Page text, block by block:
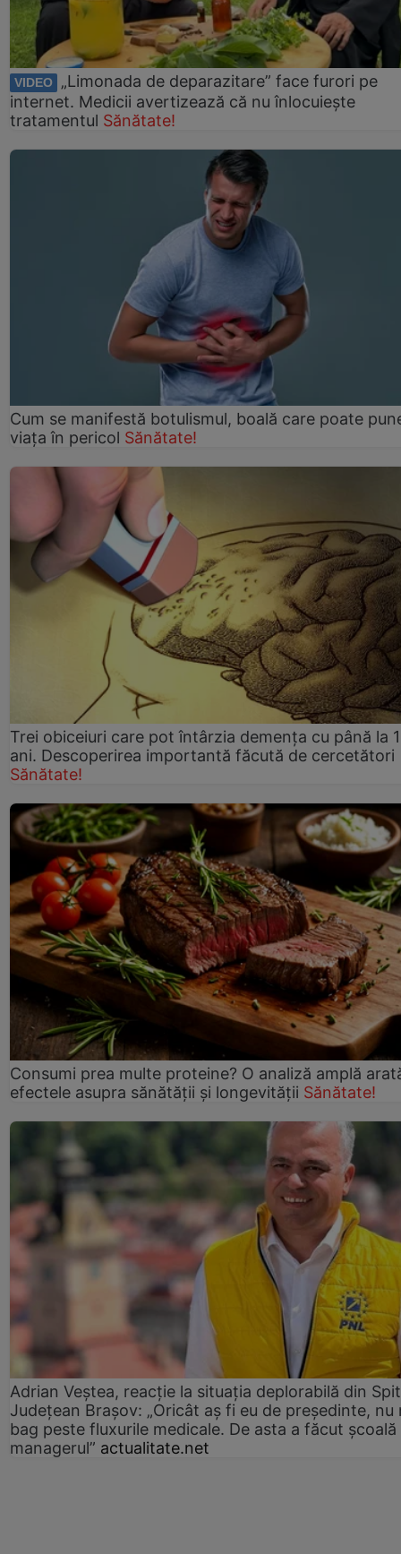
VIDEO
„Limonada de deparazitare” face furori pe
internet. Medicii avertizează că nu înlocuiește
tratamentul Sănătate!
Cum se manifestă botulismul, boală care poate
viaţa în pericol Sănătate!
Trei obiceiuri care pot întârzia demența cu până la
ani. Descoperirea importantă făcută de cercetători
Sănătate!
Consumi prea multe proteine? O analiză amplă
efectele asupra sănătății și longevității Sănătate!
Adrian Veștea, reacție la situația deplorabilă din
Județean Brașov: „Oricât aș fi eu de președinte, nu
bag peste fluxurile medicale. De asta a făcut școală
managerul” actualitate.net